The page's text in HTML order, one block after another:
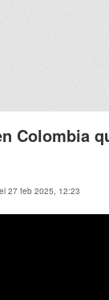
Colombia
el 27 feb 2025, 12:23